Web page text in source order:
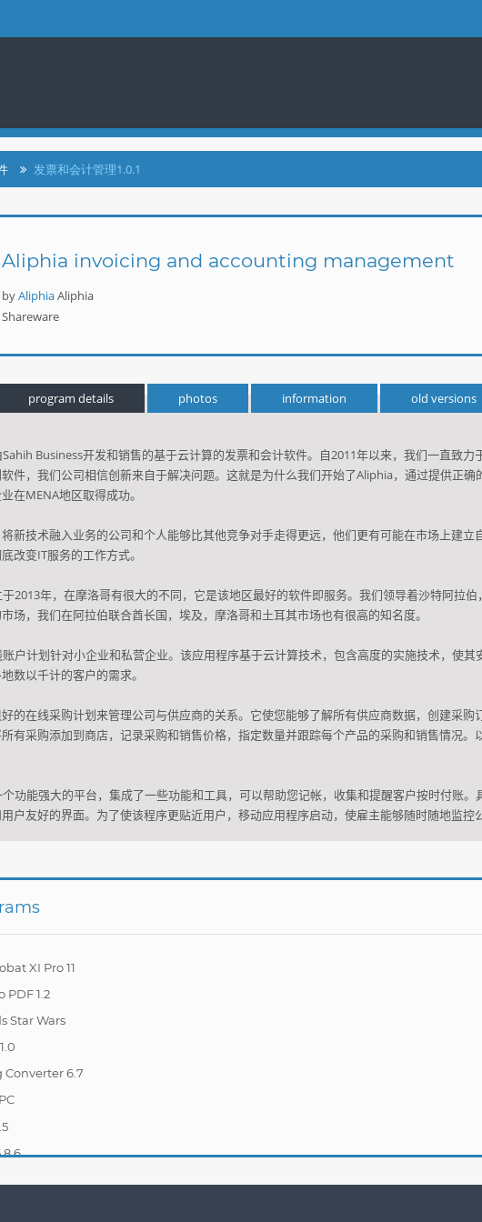
发票和会计管理1.0.1
Aliphia invoicing and accounting management
byAliphiaAliphia
Shareware
program details photos information old versions
Business开发和销售的基于云计算的发票和会计软件。 自2011年以来，我们一直致力
件，我们公司相信创新来自于解决问题。 这就是为什么我们开始了Aliphia，通过提供正确
在MENA地区取得成功。
新技术融入业务的公司和个人能够比其他竞争对手走得更远，他们更有可能在市场上建立
改变IT服务的工作方式。
2013年，在摩洛哥有很大的不同，它是该地区最好的软件即服务。 我们领导着沙特阿拉伯
场，我们在阿拉伯联合酋长国，埃及，摩洛哥和土耳其市场也有很高的知名度。
户计划针对小企业和私营企业。 该应用程序基于云计算技术，包含高度的实施技术，使其
数以千计的客户的需求。
的在线采购计划来管理公司与供应商的关系。 它使您能够了解所有供应商数据，创建采购
有采购添加到商店，记录采购和销售价格，指定数量并跟踪每个产品的采购和销售情况。
功能强大的平台，集成了一些功能和工具，可以帮助您记帐，收集和提醒客户按时付账。
户友好的界面。 为了使该程序更贴近用户，移动应用程序启动，使雇主能够随时随地监控
XI Pro 11
PDF 1.2
Star Wars
Converter 6.7